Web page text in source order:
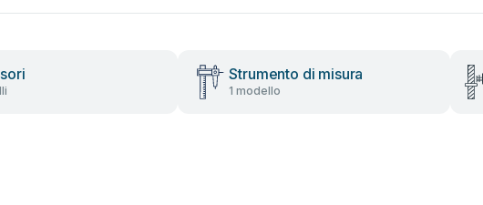
Strumento di misura
1 modello